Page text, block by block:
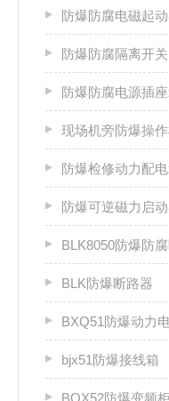
防爆防腐电磁起
防爆防腐隔离开关
防爆防腐电源插
现场机旁防爆操
防爆检修动力配
防爆可逆磁力启
BLK8050防爆防
BLK防爆断路器
BXQ51防爆动力电磁
bjx51防爆接线箱
BQX52防爆变频